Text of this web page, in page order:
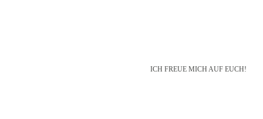
ICH FREUE MICH AUF EUCH!